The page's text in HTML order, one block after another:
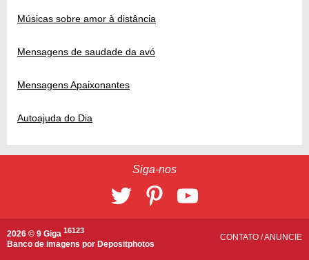
Músicas sobre amor à distância
Mensagens de saudade da avó
Mensagens Apaixonantes
Autoajuda do Dia
Siga-nos
2026 © 9 Giga 16123
Banco de imagens por Depositphotos
CONTATO /ANUNCIE